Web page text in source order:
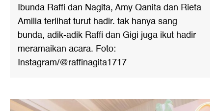
Ibunda Raffi dan Nagita, Amy Qanita dan Rieta
Amilia terlihat turut hadir. tak hanya sang
bunda, adik-adik Raffi dan Gigi juga ikut hadir
meramaikan acara. Foto:
Instagram/@raffinagita1717